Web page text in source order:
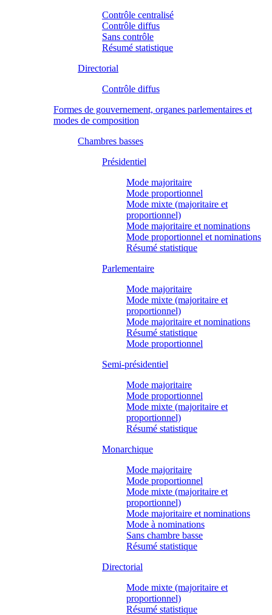
Contrôle centralisé
Contrôle diffus
Sans contrôle
Résumé statistique
Directorial
Contrôle diffus
Formes de gouvernement, organes parlementaires et
modes de composition
Chambres basses
Présidentiel
Mode majoritaire
Mode proportionnel
Mode mixte (majoritaire et
proportionnel)
Mode majoritaire et nominations
Mode proportionnel et nominations
Résumé statistique
Parlementaire
Mode majoritaire
Mode mixte (majoritaire et
proportionnel)
Mode majoritaire et nominations
Résumé statistique
Mode proportionnel
Semi-présidentiel
Mode majoritaire
Mode proportionnel
Mode mixte (majoritaire et
proportionnel)
Résumé statistique
Monarchique
Mode majoritaire
Mode proportionnel
Mode mixte (majoritaire et
proportionnel)
Mode majoritaire et nominations
Mode à nominations
Sans chambre basse
Résumé statistique
Directorial
Mode mixte (majoritaire et
proportionnel)
Résumé statistique